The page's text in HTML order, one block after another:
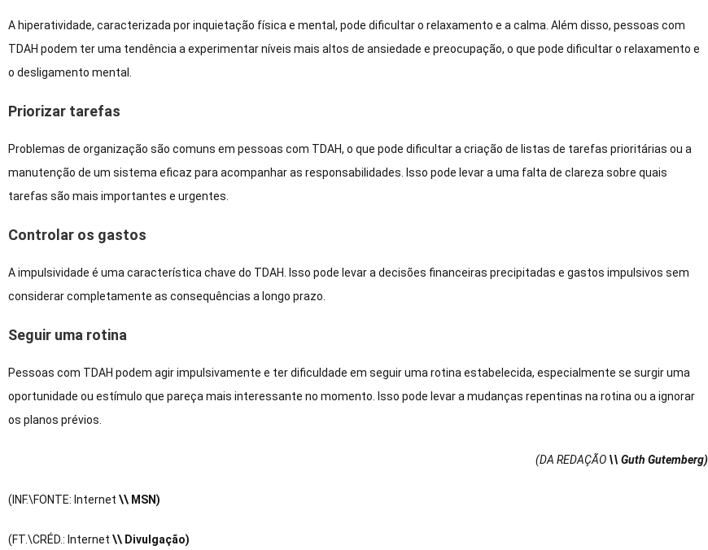
A hiperatividade, caracterizada por inquietação física e mental, pode dificultar o relaxamento e a calma. Além disso, pessoas com
TDAH podem ter uma tendência a experimentar níveis mais altos de ansiedade e preocupação, o que pode dificultar o relaxamento e
o desligamento mental.
Priorizar tarefas
Problemas de organização são comuns em pessoas com TDAH, o que pode dificultar a criação de listas de tarefas prioritárias ou a
manutenção de um sistema eficaz para acompanhar as responsabilidades. Isso pode levar a uma falta de clareza sobre quais
tarefas são mais importantes e urgentes.
Controlar os gastos
A impulsividade é uma característica chave do TDAH. Isso pode levar a decisões financeiras precipitadas e gastos impulsivos sem
considerar completamente as consequências a longo prazo.
Seguir uma rotina
Pessoas com TDAH podem agir impulsivamente e ter dificuldade em seguir uma rotina estabelecida, especialmente se surgir uma
oportunidade ou estímulo que pareça mais interessante no momento. Isso pode levar a mudanças repentinas na rotina ou a ignorar
os planos prévios.
(DA REDAÇÃO \\ Guth Gutemberg)
(INF.\FONTE: Internet \\ MSN)
(FT.\CRÉD.: Internet \\ Divulgação)